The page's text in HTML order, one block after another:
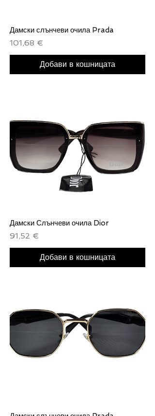
Дамски слънчеви очила Prada
Цена
101,68 €
Добави в кошницата
Дамски Слънчеви очила Dior
Цена
91,52 €
Добави в кошницата